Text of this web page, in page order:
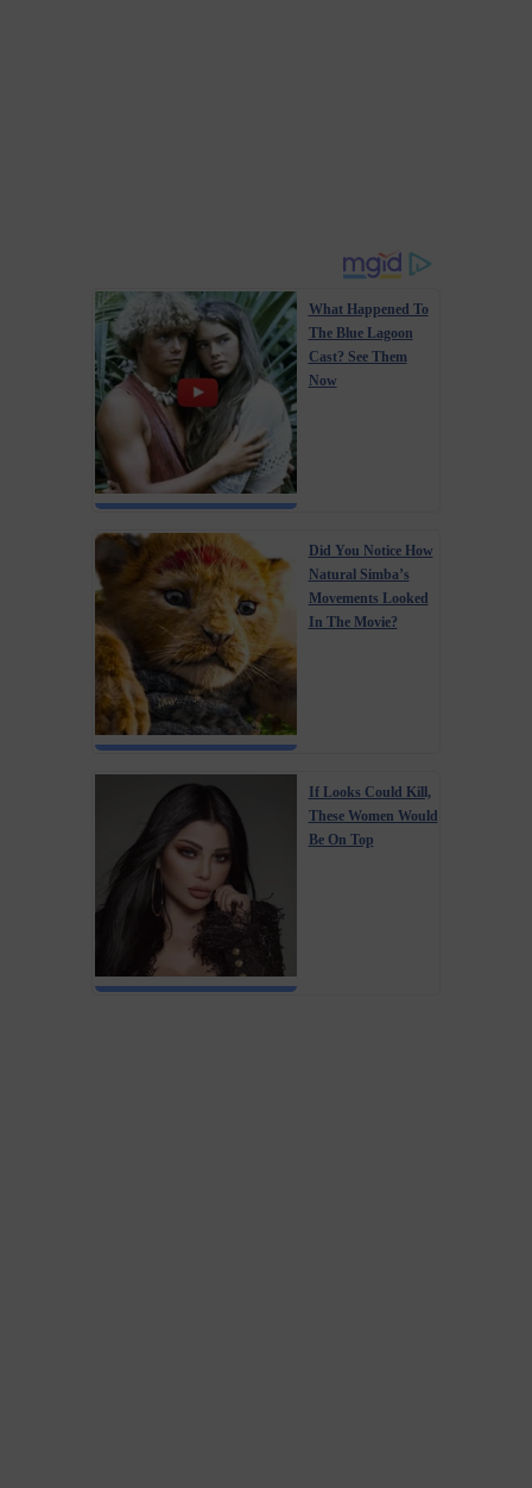
What Happened To
The Blue Lagoon
Cast? See Them
Now
Did You Notice How
Natural Simba’s
Movements Looked
In The Movie?
If Looks Could Kill,
These Women Would
Be On Top